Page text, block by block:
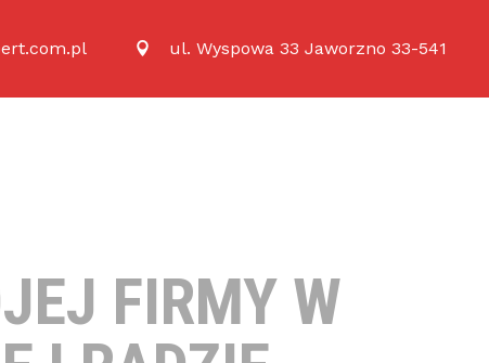
ul. Wyspowa 33 Jaworzno 33-541
FIRMY W